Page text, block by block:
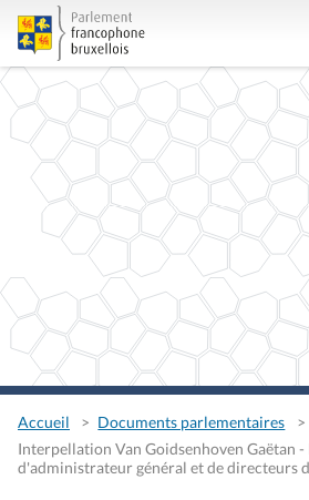
Accueil
Documents parlementaires
Interpellation Van Goidsenhoven Gaëtan -
d'administrateur général et de directeurs